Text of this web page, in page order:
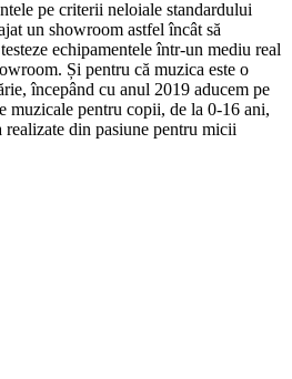
pe criterii neloiale standardului
un showroom astfel încât să
echipamentele într-un mediu real
Și pentru că muzica este o
începând cu anul 2019 aducem pe
muzicale pentru copii, de la 0-16 ani,
realizate din pasiune pentru micii